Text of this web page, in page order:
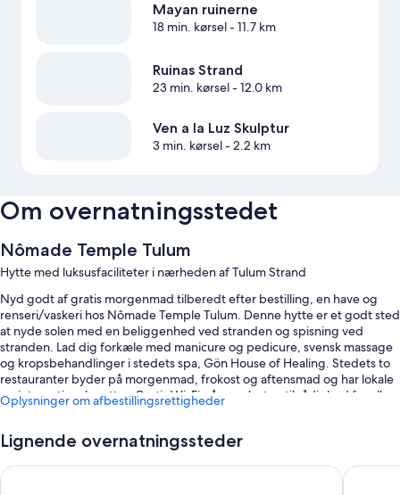
Mayan ruinerne
18 min. kørsel- 11.7 km
Ruinas Strand
23 min. kørsel- 12.0 km
Ven a la Luz Skulptur
3 min. kørsel- 2.2 km
Om overnatningsstedet
Nômade Temple Tulum
Hytte med luksusfaciliteter i nærheden af Tulum Strand
Nyd godt af gratis morgenmad tilberedt efter bestilling, en have og
renseri/vaskeri hos Nômade Temple Tulum. Denne hytte er et godt sted
at nyde solen med en beliggenhed ved stranden og spisning ved
stranden. Lad dig forkæle med manicure og pedicure, svensk massage
og kropsbehandlinger i stedets spa, Gön House of Healing. Stedets to
restauranter byder på morgenmad, frokost og aftensmad og har lokale
og internationale retter. Gratis Wi-Fi på værelset er til rådighed for alle
gæster, og der tilbydes en bar og et boblebad.
Du kan desuden få glæde af fordele som:
En udendørs pool samt liggestole
Oplysninger om afbestillingsrettigheder
Lignende overnatningssteder
BE Destination Tulum Secrets